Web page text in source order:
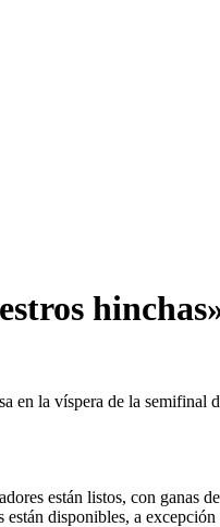
en la víspera de la
están listos, con ganas
disponibles, a